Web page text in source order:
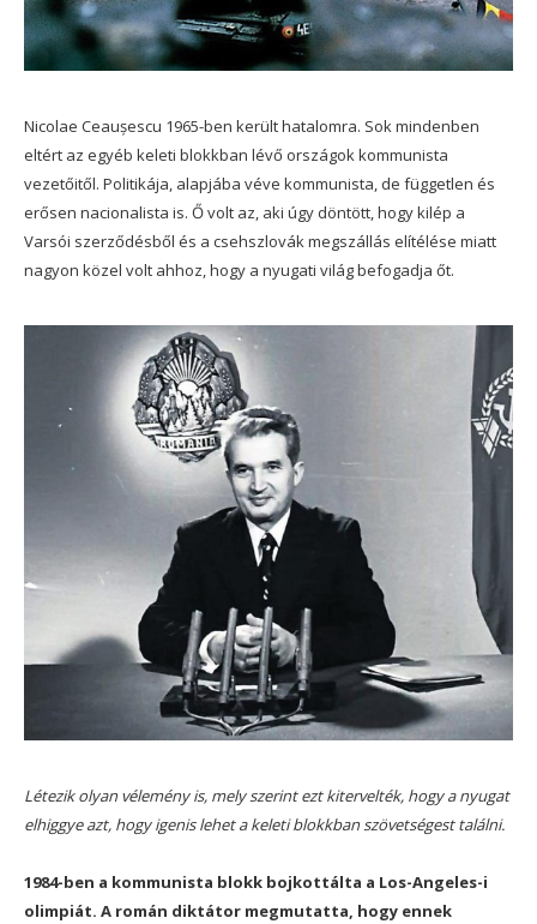
Nicolae Ceaușescu 1965-ben került hatalomra. Sok mindenben
eltért az egyéb keleti blokkban lévő országok kommunista
vezetőitől. Politikája, alapjába véve kommunista, de független és
erősen nacionalista is. Ő volt az, aki úgy döntött, hogy kilép a
Varsói szerződésből és a csehszlovák megszállás elítélése miatt
nagyon közel volt ahhoz, hogy a nyugati világ befogadja őt.
Létezik olyan vélemény is, mely szerint ezt kitervelték, hogy a nyugat
elhiggye azt, hogy igenis lehet a keleti blokkban szövetségest találni.
1984-ben a kommunista blokk bojkottálta a Los-Angeles-i
olimpiát. A román diktátor megmutatta, hogy ennek